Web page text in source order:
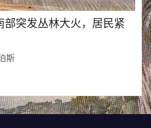
突发丛林大火，居民紧
斯